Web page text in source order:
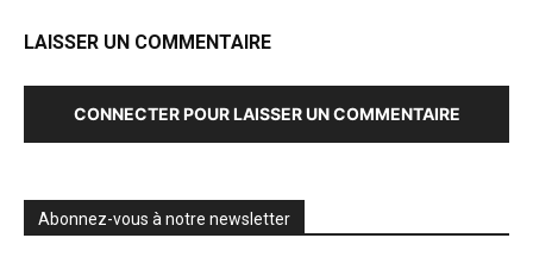
LAISSER UN COMMENTAIRE
CONNECTER POUR LAISSER UN COMMENTAIRE
Abonnez-vous à notre newsletter